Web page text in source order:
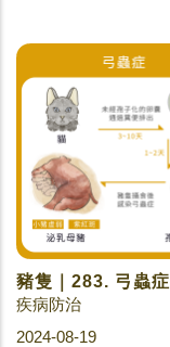
豬隻｜283. 弓蟲症
疾病防治
2024-08-19